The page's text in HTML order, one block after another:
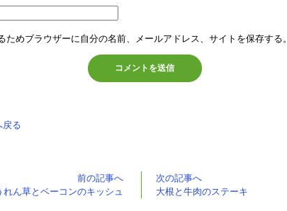
ためブラウザーに自分の名前、メールアドレス、サイトを保存する。
戻る
前の記事へ
れん草とベーコンのキッシュ
次の記事へ
大根と牛肉のステーキ